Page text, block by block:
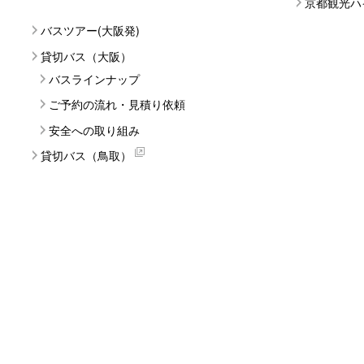
バスツアー(大阪発)
貸切バス（大阪）
バスラインナップ
ご予約の流れ・見積り依頼
安全への取り組み
貸切バス（鳥取）